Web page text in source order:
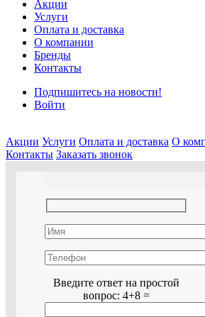
Акции
Услуги
Оплата и доставка
О компании
Бренды
Контакты
Подпишитесь на новости!
Войти
Акции Услуги Оплата и доставка О
Контакты Заказать звонок
Введите ответ на простой
вопрос: 4+8 =